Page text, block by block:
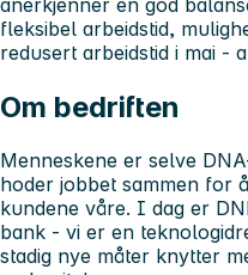
anerkjenner en god
fleksibel arbeidstid,
redusert arbeidstid i mai -
Om bedriften
Menneskene er selve
hoder jobbet sammen for
kundene våre. I dag er
bank - vi er en
stadig nye måter knytter